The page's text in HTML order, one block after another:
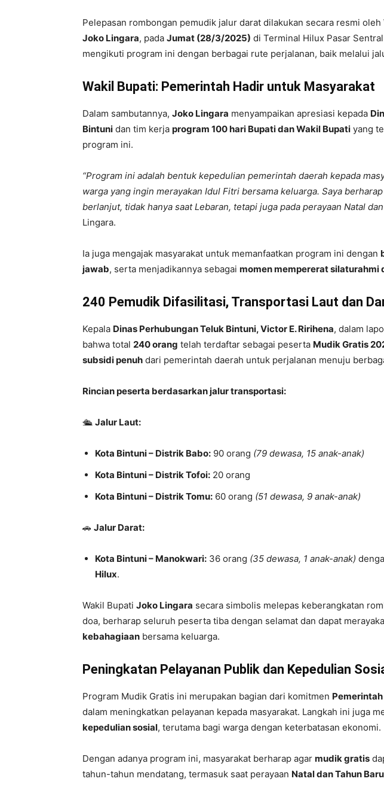
Pelepasan rombongan pemudik jalur darat dilakukan secara resmi oleh
Joko Lingara, pada Jumat (28/3/2025) di Terminal Hilux Pasar
mengikuti program ini dengan berbagai rute perjalanan, baik melalui
Wakil Bupati: Pemerintah Hadir untuk Masyarakat
Dalam sambutannya, Joko Lingara menyampaikan apresiasi kepada
Bintuni dan tim kerja program 100 hari Bupati dan Wakil Bupati yang
program ini.
“Program ini adalah bentuk kepedulian pemerintah daerah kepada
warga yang ingin merayakan Idul Fitri bersama keluarga. Saya
berlanjut, tidak hanya saat Lebaran, tetapi juga pada perayaan Natal
Lingara.
Ia juga mengajak masyarakat untuk memanfaatkan program ini dengan
jawab, serta menjadikannya sebagai momen mempererat silaturahmi
240 Pemudik Difasilitasi, Transportasi Laut dan
Kepala Dinas Perhubungan Teluk Bintuni, Victor E. Ririhena, dalam
bahwa total 240 orang telah terdaftar sebagai peserta Mudik Gratis
subsidi penuh dari pemerintah daerah untuk perjalanan menuju
Rincian peserta berdasarkan jalur transportasi:
🛳 Jalur Laut:
Kota Bintuni – Distrik Babo: 90 orang (79 dewasa, 15 anak-anak)
Kota Bintuni – Distrik Tofoi: 20 orang
Kota Bintuni – Distrik Tomu: 60 orang (51 dewasa, 9 anak-anak)
🚗 Jalur Darat:
Kota Bintuni – Manokwari: 36 orang (35 dewasa, 1 anak-anak)
Hilux.
Wakil Bupati Joko Lingara secara simbolis melepas keberangkatan
doa, berharap seluruh peserta tiba dengan selamat dan dapat
kebahagiaan bersama keluarga.
Peningkatan Pelayanan Publik dan Kepedulian
Program Mudik Gratis ini merupakan bagian dari komitmen
dalam meningkatkan pelayanan kepada masyarakat. Langkah ini juga
kepedulian sosial, terutama bagi warga dengan keterbatasan ekonomi.
Dengan adanya program ini, masyarakat berharap agar mudik gratis
tahun-tahun mendatang, termasuk saat perayaan Natal dan Tahun Baru